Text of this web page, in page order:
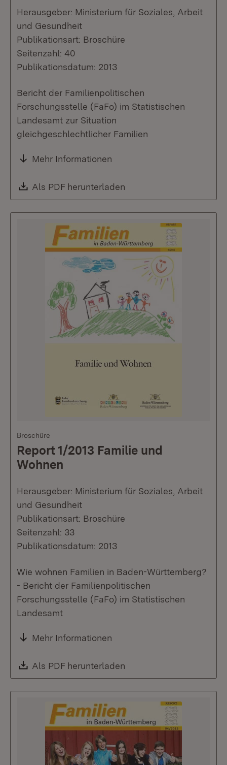
Herausgeber: Ministerium für Soziales, Arbeit
und Gesundheit
Publikationsart: Broschüre
Seitenzahl: 40
Publikationsdatum: 2013
Bericht der Familienpolitischen
Forschungsstelle (FaFo) im Statistischen
Landesamt zur Situation
gleichgeschlechtlicher Familien
Mehr Informationen
Download:
Als PDF herunterladen
Broschüre
Report 1/2013 Familie und
Wohnen
Herausgeber: Ministerium für Soziales, Arbeit
und Gesundheit
Publikationsart: Broschüre
Seitenzahl: 33
Publikationsdatum: 2013
Wie wohnen Familien in Baden-Württemberg?
- Bericht der Familienpolitischen
Forschungsstelle (FaFo) im Statistischen
Landesamt
Mehr Informationen
Download:
Als PDF herunterladen